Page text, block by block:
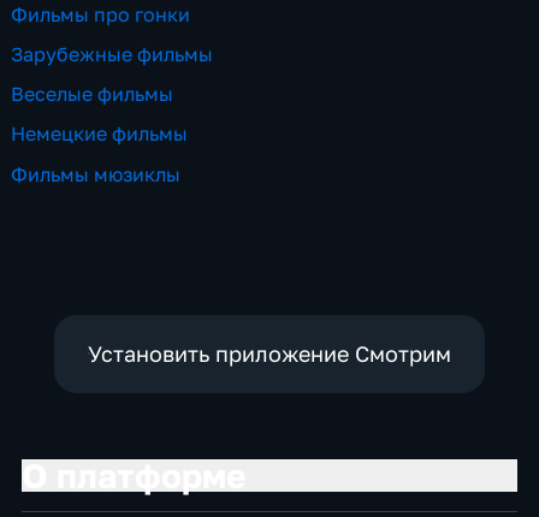
Фильмы про гонки
Зарубежные фильмы
Веселые фильмы
Немецкие фильмы
Фильмы мюзиклы
Установить приложение Смотрим